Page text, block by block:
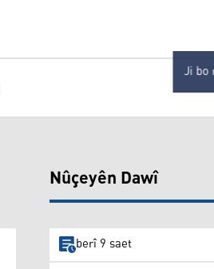
Ji bo
Nûçeyên Dawî
berî 9 saet